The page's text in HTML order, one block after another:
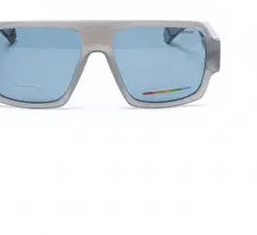
Металл
Пластик
Металл
Пластик
Sauflon